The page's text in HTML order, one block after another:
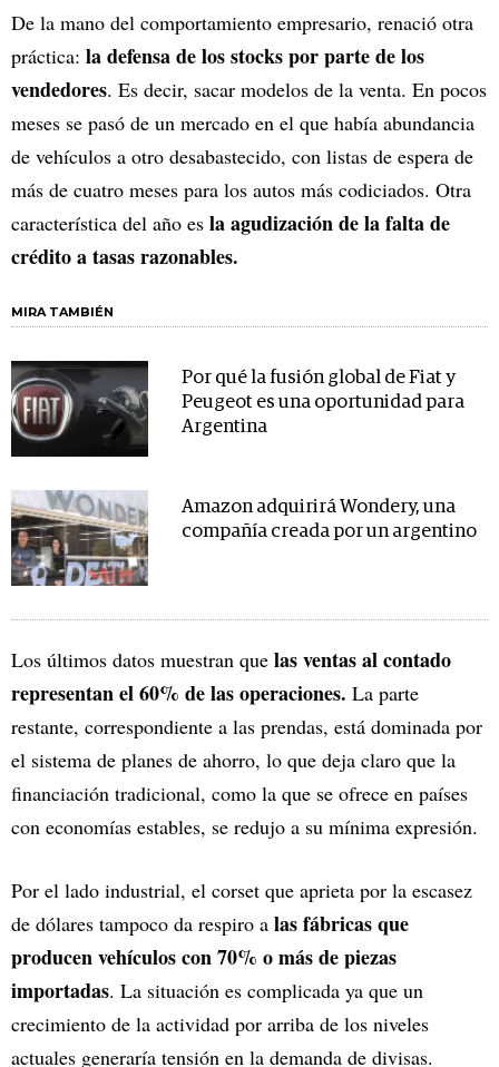
De la mano del comportamiento empresario, renació otra
práctica: la defensa de los stocks por parte de los
vendedores. Es decir, sacar modelos de la venta. En pocos
meses se pasó de un mercado en el que había abundancia
de vehículos a otro desabastecido, con listas de espera de
más de cuatro meses para los autos más codiciados. Otra
característica del año es la agudización de la falta de
crédito a tasas razonables.
MIRA TAMBIÉN
Por qué la fusión global de Fiat y
Peugeot es una oportunidad para
Argentina
Amazon adquirirá Wondery, una
compañía creada por un argentino
Los últimos datos muestran que las ventas al contado
representan el 60% de las operaciones. La parte
restante, correspondiente a las prendas, está dominada por
el sistema de planes de ahorro, lo que deja claro que la
financiación tradicional, como la que se ofrece en países
con economías estables, se redujo a su mínima expresión.
Por el lado industrial, el corset que aprieta por la escasez
de dólares tampoco da respiro a las fábricas que
producen vehículos con 70% o más de piezas
importadas. La situación es complicada ya que un
crecimiento de la actividad por arriba de los niveles
actuales generaría tensión en la demanda de divisas.